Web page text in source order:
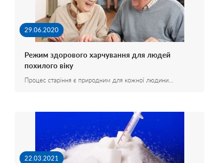
29.06.2020
Режим здорового харчування для людей
похилого віку
Процес старіння є природним для кожної людини…
22.03.2021